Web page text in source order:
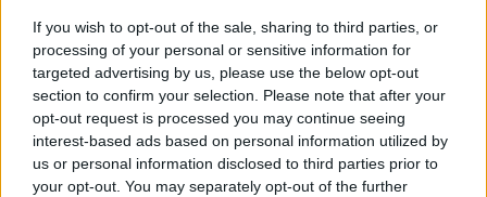
If you wish to opt-out of the sale, sharing to third parties, or
processing of your personal or sensitive information for
targeted advertising by us, please use the below opt-out
section to confirm your selection. Please note that after your
opt-out request is processed you may continue seeing
interest-based ads based on personal information utilized by
us or personal information disclosed to third parties prior to
your opt-out. You may separately opt-out of the further
Όροι Χρήσης
. Το site προστατεύεται από reCAPTCHA, ισχύουν
Πολιτική Απορρήτου&Όροι Χρήσηςτης Google.
Ελλάδα
ΓΙΩΡΓΟΣ ΜΥΛΩΝΑΚΗΣ
ΤΙΝΑ ΜΕΣΣΑΡΟΠΟΥΛΟΥ